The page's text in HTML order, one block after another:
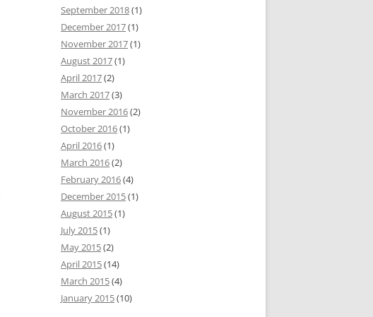
September 2018(1)
December 2017(1)
November 2017(1)
August 2017(1)
April 2017(2)
March 2017(3)
November 2016(2)
October 2016(1)
April 2016(1)
March 2016(2)
February 2016(4)
December 2015(1)
August 2015(1)
July 2015(1)
May 2015(2)
April 2015(14)
March 2015(4)
January 2015(10)